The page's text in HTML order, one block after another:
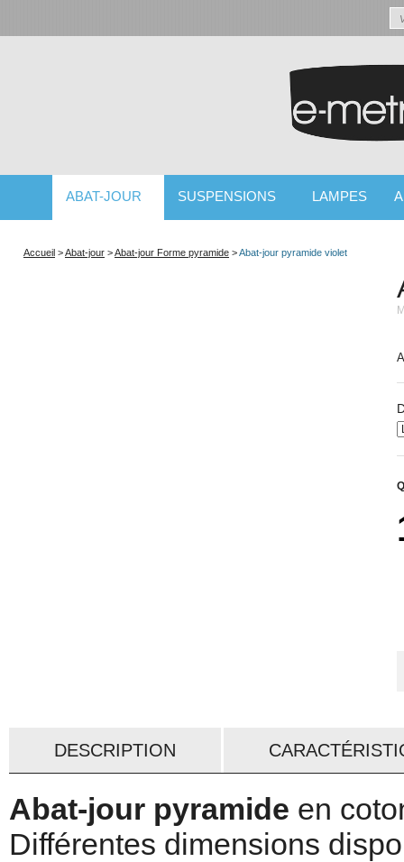
SPÉCIALISTE DE L'ABAT-JOUR ET DU LUMINAIRE
ABAT-JOUR SUSPENSIONS LAMPES
Accueil >Abat-jour >Abat-jour Forme pyramide >Abat-jour pyramide violet
DESCRIPTION
Abat-jour pyramide en
Différentes dimensions